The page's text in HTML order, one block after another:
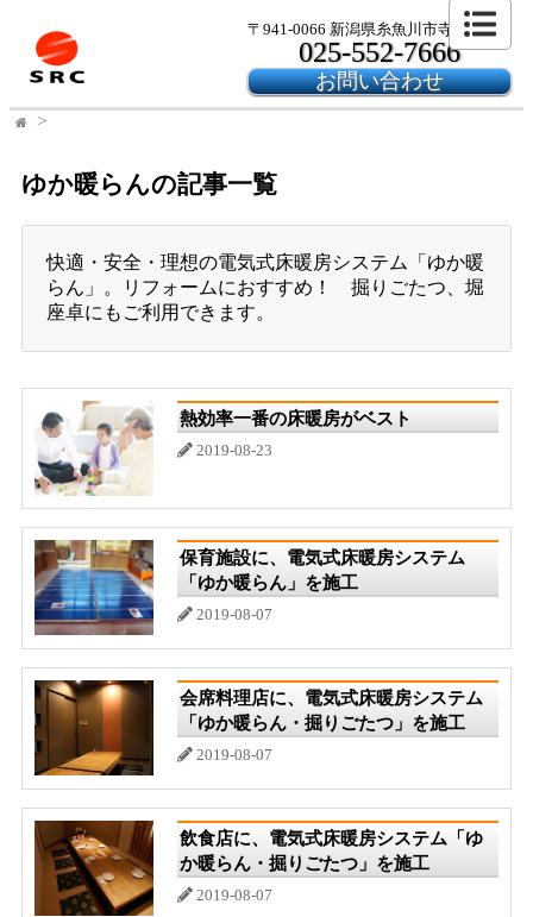
〒941-0066 新潟県糸魚川市寺島2-24-6
025-552-7666
お問い合わせ
ゆか暖らんの記事一覧
快適・安全・理想の電気式床暖房システム「ゆか暖
らん」。リフォームにおすすめ！ 掘りごたつ、堀
座卓にもご利用できます。
熱効率一番の床暖房がベスト
2019-08-23
保育施設に、電気式床暖房システム
「ゆか暖らん」を施工
2019-08-07
会席料理店に、電気式床暖房システム
「ゆか暖らん・掘りごたつ」を施工
2019-08-07
飲食店に、電気式床暖房システム「ゆ
か暖らん・掘りごたつ」を施工
2019-08-07